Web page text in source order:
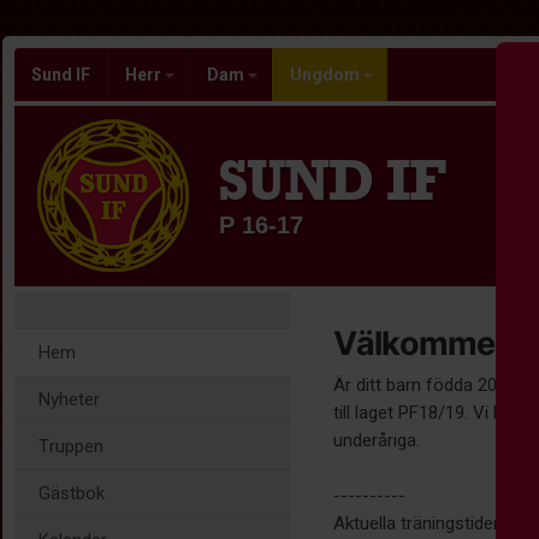
Sund IF Herr Dam Ungdom
SUND IF
P 16-17
Hem
Nyheter
Truppen
Gästbok
Välkommen
Är ditt barn födda 2018/
till laget PF18/19. Vi har
underåriga.
----------
Aktuella träningstider